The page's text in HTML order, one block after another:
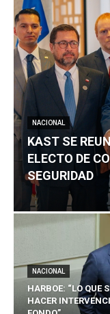
NACIONAL
KAST SE
ELECTO DE
SEGURIDAD
NACIONAL
HARBOE: “LO QUE
HACER